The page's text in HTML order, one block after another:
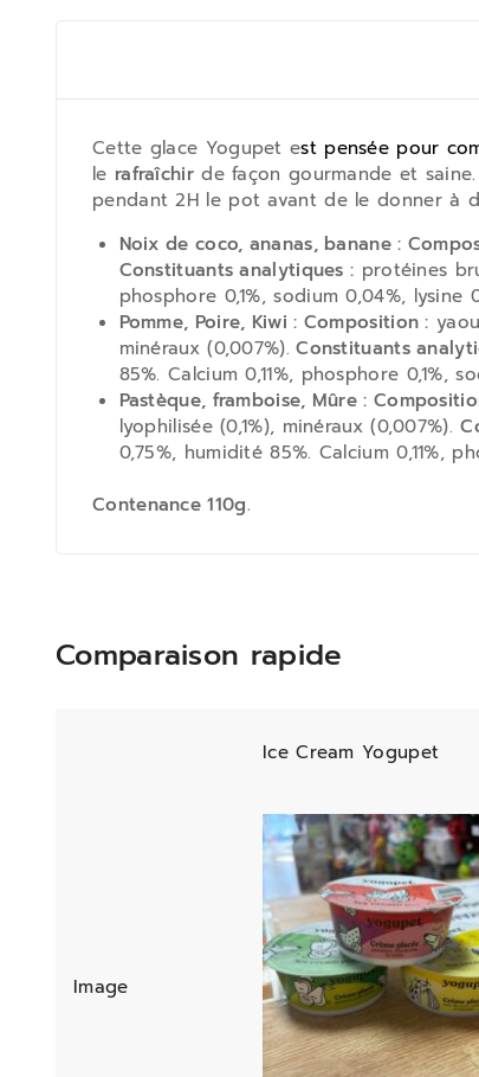
Cette glace Yogupet est pensée pour
le rafraîchirde façon gourmande et
pendant 2H le pot avant de le donner à
Noix de coco, ananas, banane :
Constituants analytiques : protéines
phosphore 0,1%, sodium 0,04%, lysine
Pomme, Poire, Kiwi : Composition :
minéraux (0,007%). Constituants
85%. Calcium 0,11%, phosphore 0,1%,
Pastèque, framboise, Mûre :
lyophilisée (0,1%), minéraux (0,007%).
0,75%, humidité 85%. Calcium 0,11%,
Contenance 110g.
Comparaison rapide
Ice Cream Yogupet
Image